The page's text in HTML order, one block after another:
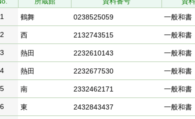
1
鶴舞 0238525059 一般和書
2 西 2132743515 一般和書
3 熱田 2232610143 一般和書
4 熱田 2232677530 一般和書
5 南 2332462171 一般和書
6 東 2432843437 一般和書